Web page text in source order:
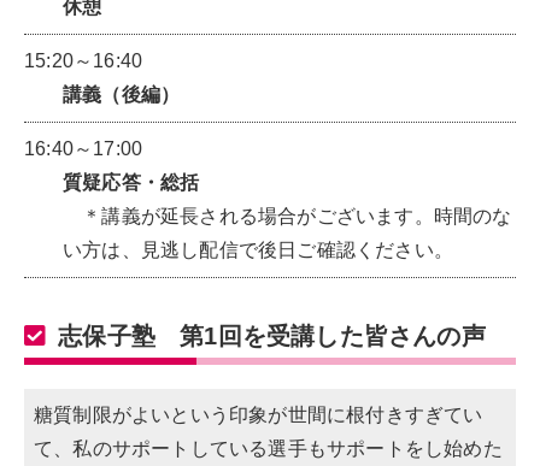
休憩
15:20～16:40
講義（後編）
16:40～17:00
質疑応答・総括
＊講義が延長される場合がございます。時間のな
い方は、見逃し配信で後日ご確認ください。
志保子塾 第1回を受講した皆さんの声
糖質制限がよいという印象が世間に根付きすぎてい
て、私のサポートしている選手もサポートをし始めた